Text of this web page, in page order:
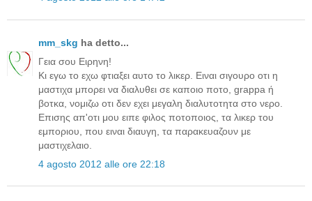
mm_skg ha detto...
Γεια σου Ειρηνη!
Κι εγω το εχω φτιαξει αυτο το λικερ. Ειναι σιγουρο οτι η
μαστιχα μπορει να διαλυθει σε καποιο ποτο, grappa ή
βοτκα, νομιζω οτι δεν εχει μεγαλη διαλυτοτητα στο νερο.
Επισης απ'οτι μου ειπε φιλος ποτοποιος, τα λικερ του
εμποριου, που ειναι διαυγη, τα παρακευαζουν με
μαστιχελαιο.
4 agosto 2012 alle ore 22:18